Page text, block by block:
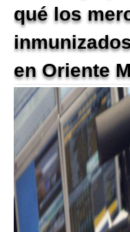
qué los
en Oriente